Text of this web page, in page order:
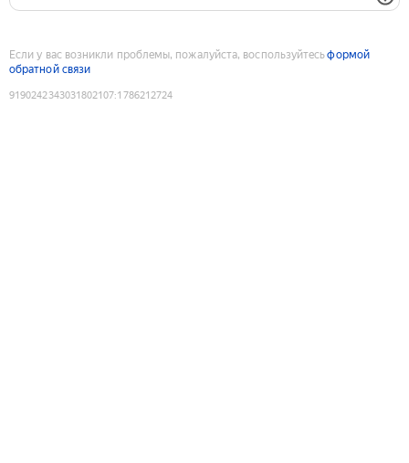
Если у вас возникли проблемы, пожалуйста, воспользуйтесьформой
обратной связи
9190242343031802107:1786212724